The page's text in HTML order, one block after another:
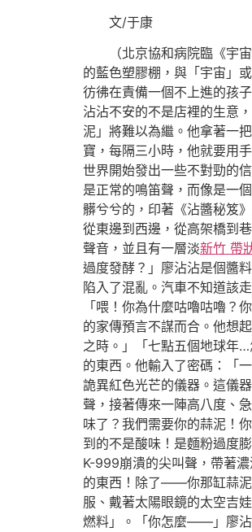
文/于康
（北京協和病院臨《宇
的藍色塑膠棚，與「宇宙」
彷彿在責備一個不上進的孩
沾沾不安的不是店裡的生意
泥」將難以為繼。他拿著一
寶，每隔三小時，他就要用
世界開始發出一些不對勁的
是正常的鳴笛聲，而像是一
髒兮兮的，印著《沾醬秘笈
從東邊到西邊，從高架橋到
聲音，並且有一層淡新竹 帶
過度發酵？」廖沾沾是個醬
陷入了混亂。汽車不知道該
「喂！你為什麼咕嚕咕嚕？
的家傳預言不謀而合。他想
之時。」「七點五個地球年
的東西。他輸入了密碼：「
詭異紅色光芒的儀器。這儀
聲，接著傳來一陣高八度、
味了？我們需要你的蒜泥！
到的不是酸味！是麵粉過度
K-999崩潰的尖叫聲，帶著
的東西！除了——你那缸蒜泥
服、戴著太陽眼鏡的太空吉
燃料」。「你怎麼——」廖沾